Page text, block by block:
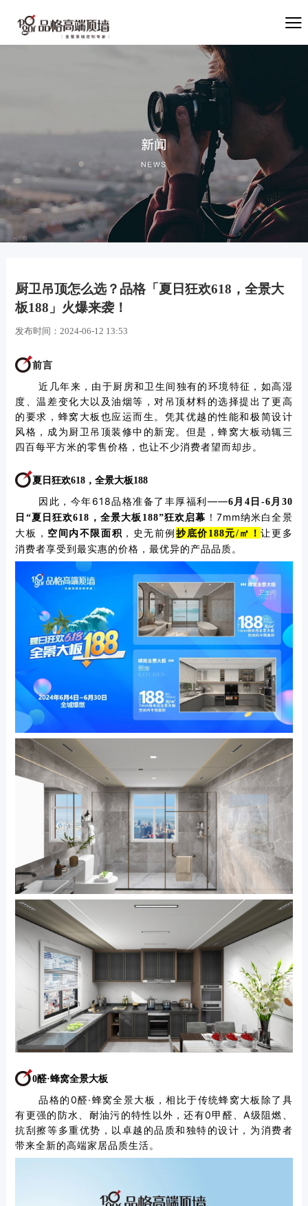
厨卫吊顶怎么选？品格「夏日狂欢618，全景大
板188」火爆来袭！
发布时间： 2024-06-12 13:53
前言
近几年来，由于厨房和卫生间独有的环境特征，如高湿
度、温差变化大以及油烟等，对吊顶材料的选择提出了更高
的要求，蜂窝大板也应运而生。凭其优越的性能和极简设计
风格，成为厨卫吊顶装修中的新宠。但是，蜂窝大板动辄三
四百每平方米的零售价格，也让不少消费者望而却步。
夏日狂欢618，全景大板188
因此，今年618品格准备了丰厚福利——6月4日-6月30
日“夏日狂欢618，全景大板188”狂欢启幕 ！ 7mm纳米白全景
大板， 空间内不限面积 ，史无前例 抄底价188元/㎡！让更多
消费者享受到最实惠的价格，最优异的产品品质。
0醛·蜂窝全景大板
品格的0醛·蜂窝全景大板，相比于传统蜂窝大板除了具
有更强的防水、耐油污的特性以外，还有0甲醛、A级阻燃、
抗刮擦等多重优势，以卓越的品质和独特的设计，为消费者
带来全新的高端家居品质生活。